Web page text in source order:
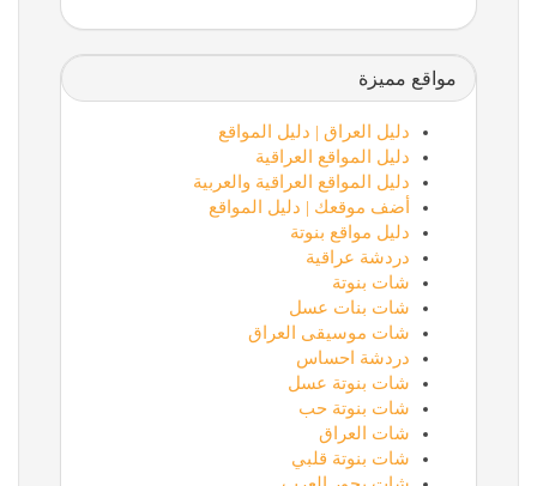
مواقع مميزة
دليل العراق | دليل المواقع
دليل المواقع العراقية
دليل المواقع العراقية والعربية
أضف موقعك | دليل المواقع
دليل مواقع بنوتة
دردشة عراقية
شات بنوتة
شات بنات عسل
شات موسيقى العراق
دردشة احساس
شات بنوتة عسل
شات بنوتة حب
شات العراق
شات بنوتة قلبي